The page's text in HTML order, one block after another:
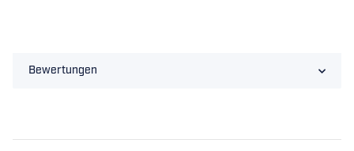
Bewertungen